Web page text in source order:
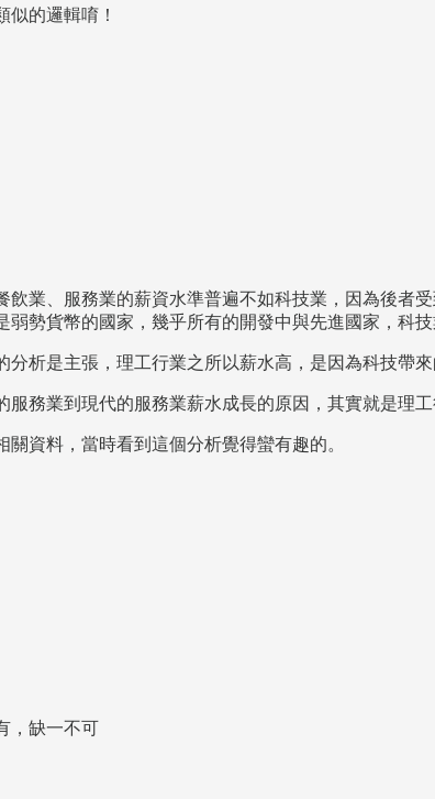
似的邏輯唷！
飲業、服務業的薪資水準普遍不如科技業，因為後
弱勢貨幣的國家，幾乎所有的開發中與先進國家，科
分析是主張，理工行業之所以薪水高，是因為科技帶
服務業到現代的服務業薪水成長的原因，其實就是理
資料，當時看到這個分析覺得蠻有趣的。
，缺一不可